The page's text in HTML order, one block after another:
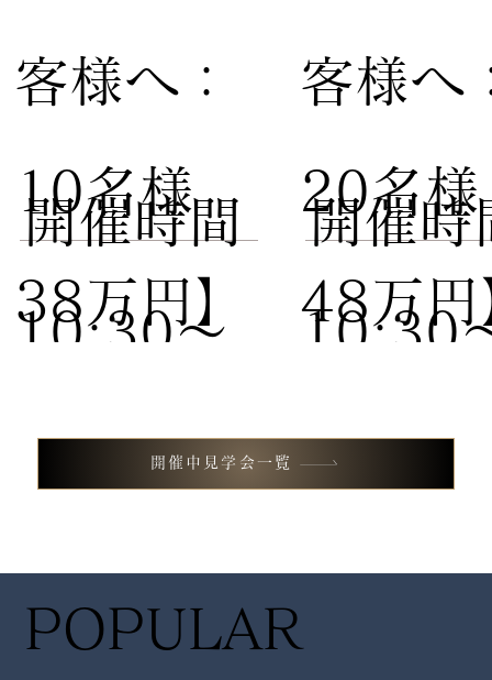
客様へ：
10名様
38万円】
10:30〜
13:00 /
17:00
​開催時間
客様へ
20名
48万円
10:30
13:00
17:00
開催時
開催中見学会一覧
POPULAR